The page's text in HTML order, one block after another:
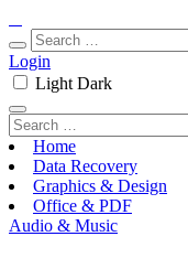
Login
Light Dark
Home
Data Recovery
Graphics & Design
Office & PDF
Audio & Music